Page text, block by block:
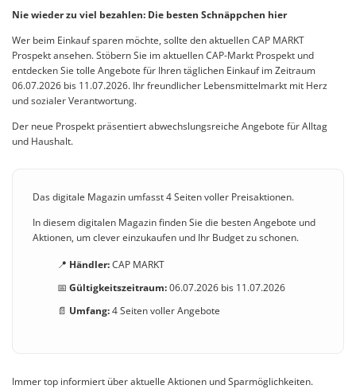
Nie wieder zu viel bezahlen: Die besten Schnäppchen hier
Wer beim Einkauf sparen möchte, sollte den aktuellen CAP MARKT
Prospekt ansehen. Stöbern Sie im aktuellen CAP-Markt Prospekt und
entdecken Sie tolle Angebote für Ihren täglichen Einkauf im Zeitraum
06.07.2026 bis 11.07.2026. Ihr freundlicher Lebensmittelmarkt mit Herz
und sozialer Verantwortung.
Der neue Prospekt präsentiert abwechslungsreiche Angebote für Alltag
und Haushalt.
Das digitale Magazin umfasst 4 Seiten voller Preisaktionen.
In diesem digitalen Magazin finden Sie die besten Angebote und
Aktionen, um clever einzukaufen und Ihr Budget zu schonen.
📍 Händler:CAP MARKT
📅 Gültigkeitszeitraum:06.07.2026 bis 11.07.2026
📄 Umfang:4 Seiten voller Angebote
Immer top informiert über aktuelle Aktionen und Sparmöglichkeiten.